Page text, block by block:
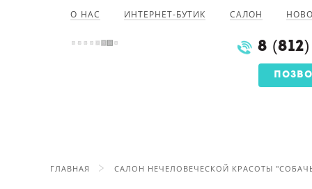
О НАС ИНТЕРНЕТ-БУТИК САЛОН
8
ГЛАВНАЯ САЛОН НЕЧЕЛОВЕЧЕСКОЙ КРАСОТЫ